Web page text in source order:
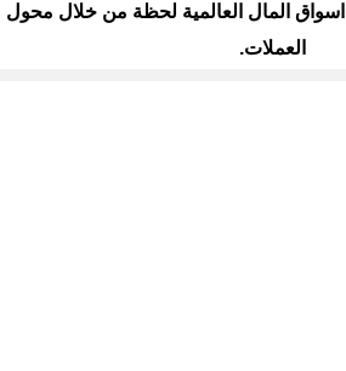
المال العالمية لحظة من خلال محول
العملات.